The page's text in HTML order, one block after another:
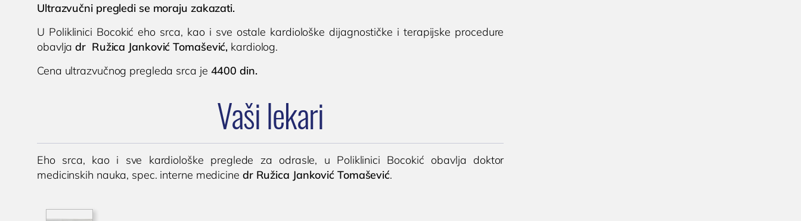
Ultrazvučni pregledi se moraju zakazati.
U Poliklinici Bocokić eho srca, kao i sve ostale kardiološke dijagnostičke i terapijske procedure
obavljadr Ružica Janković Tomašević, kardiolog.
Cena ultrazvučnog pregleda srca je 4400 din.
Vaši lekari
Eho srca, kao i sve kardiološke preglede za odrasle, u Poliklinici Bocokić obavlja doktor
medicinskih nauka, spec. interne medicine dr Ružica Janković Tomašević.